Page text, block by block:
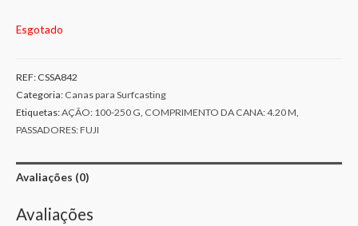
Esgotado
REF: CSSA842
Categoria: Canas para Surfcasting
Etiquetas:AÇÃO: 100-250 G, COMPRIMENTO DA CANA: 4.20 M,
PASSADORES: FUJI
Avaliações (0)
Avaliações